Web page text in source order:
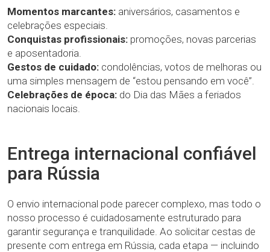
Momentos marcantes: aniversários, casamentos e
celebrações especiais.
Conquistas profissionais: promoções, novas parcerias
e aposentadoria.
Gestos de cuidado: condolências, votos de melhoras ou
uma simples mensagem de “estou pensando em você”.
Celebrações de época: do Dia das Mães a feriados
nacionais locais.
Entrega internacional confiável
para Rússia
O envio internacional pode parecer complexo, mas todo o
nosso processo é cuidadosamente estruturado para
garantir segurança e tranquilidade. Ao solicitar cestas de
presente com entrega em Rússia, cada etapa — incluindo